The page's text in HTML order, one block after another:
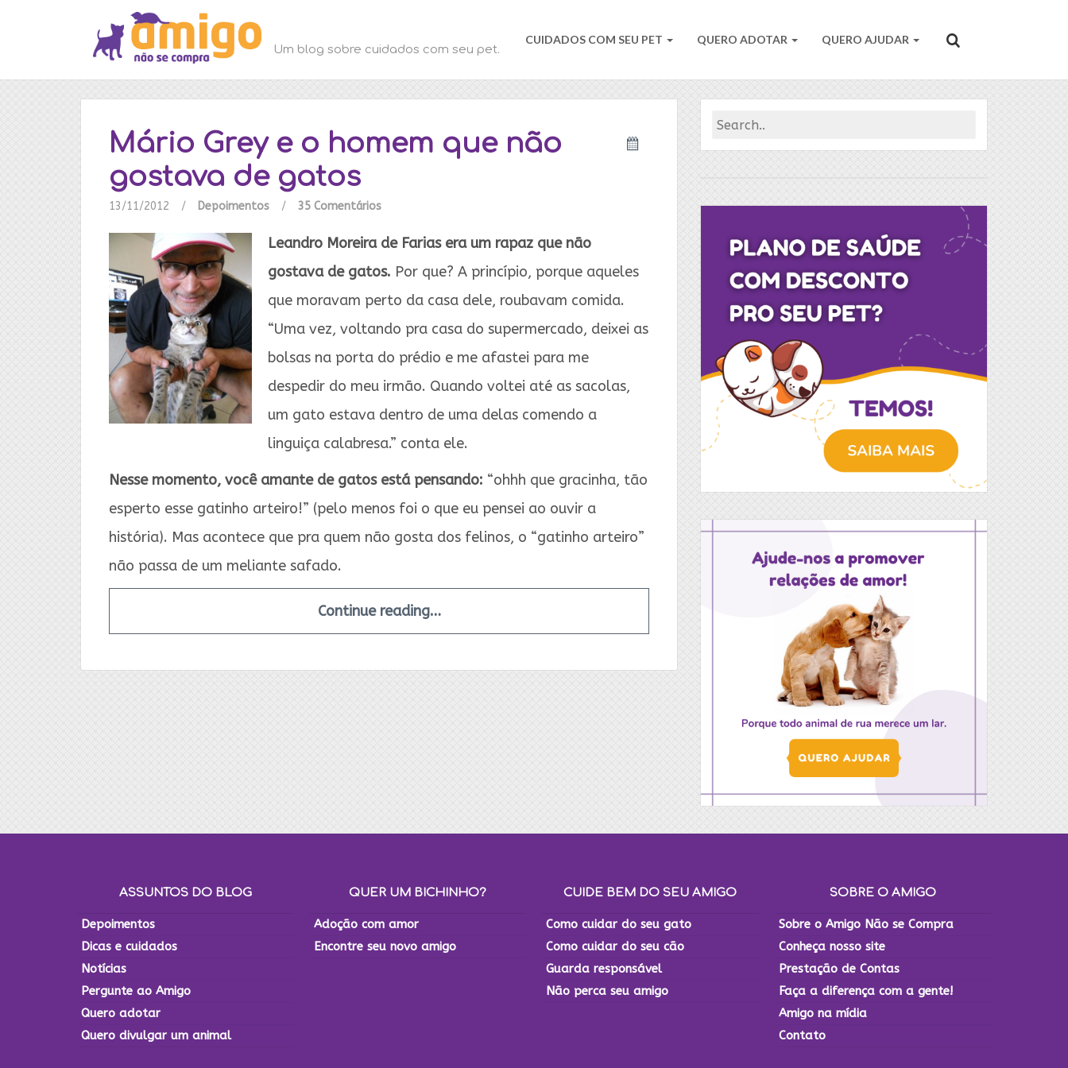
Um blog sobre cuidados com seu pet.
CUIDADOS COM SEU PET QUERO ADOTAR QUERO AJUDAR
Mário Grey e o homem que não
gostava de gatos
13/11/2012 / Depoimentos / 35 Comentários
Leandro Moreira de Farias era um rapaz que não
gostava de gatos. Por que? A princípio, porque aqueles
que moravam perto da casa dele, roubavam comida.
“Uma vez, voltando pra casa do supermercado, deixei as
bolsas na porta do prédio e me afastei para me
despedir do meu irmão. Quando voltei até as sacolas,
um gato estava dentro de uma delas comendo a
linguiça calabresa.” conta ele.
Nesse momento, você amante de gatos está pensando: “ohhh que gracinha, tão
esperto esse gatinho arteiro!” (pelo menos foi o que eu pensei ao ouvir a
história). Mas acontece que pra quem não gosta dos felinos, o “gatinho arteiro”
não passa de um meliante safado.
Continue reading…
ASSUNTOS DO BLOG
Depoimentos
Dicas e cuidados
Notícias
Pergunte ao Amigo
Quero adotar
Quero divulgar um animal
QUER UM BICHINHO?
Adoção com amor
Encontre seu novo amigo
CUIDE BEM DO SEU AMIGO
Como cuidar do seu gato
Como cuidar do seu cão
Guarda responsável
Não perca seu amigo
SOBRE O AMIGO
Sobre o Amigo Não se Compra
Conheça nosso site
Prestação de Contas
Faça a diferença com a gente!
Amigo na mídia
Contato